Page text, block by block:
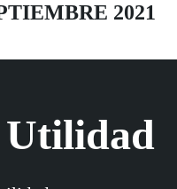
2021
Utilidad